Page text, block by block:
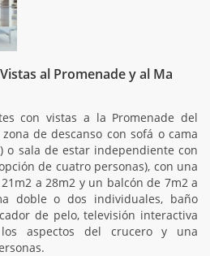
al Promenade y al Ma
con vistas a la Promenade del
de descanso con sofá o cama
o sala de estar independiente con
de cuatro personas), con una
a 28m2 y un balcón de 7m2 a
doble o dos individuales, baño
de pelo, televisión interactiva
aspectos del crucero y una